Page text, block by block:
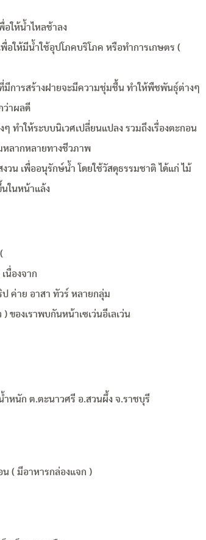
อให้น้ำไหลช้าลง
อให้มีน้ำใช้อุปโภคบริโภค หรือทำการเกษตร (
การสร้างฝายจะมีความชุ่มชื้น ทำให้พืชพันธุ์ต่างๆ
ว่าผลดี
ๆ ทำให้ระบบนิเวศเปลี่ยนแปลง รวมถึงเรื่องตะกอน
หลากหลายทางชีวภาพ
วน เพื่ออนุรักษ์น้ำ โดยใช้วัสดุธรรมชาติ ได้แก่ ไม้
นในหน้าแล้ง
นื่องจาก
ค่าย อาสา ทัวร์ หลายกลุ่ม
ของเราพบกันหน้าเซเว่นอีเลเว่น
หนัก ต.ตะนาวศรี อ.สวนผึ้ง จ.ราชบุรี
( มีอาหารกล่องแจก )